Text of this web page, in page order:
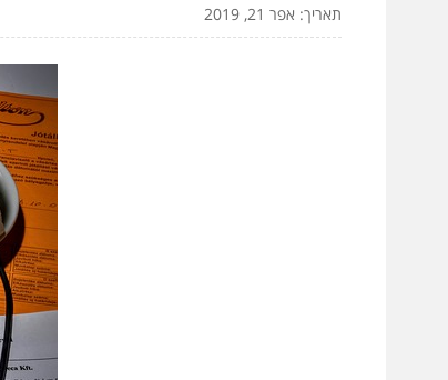
תאריך: אפר 21, 2019